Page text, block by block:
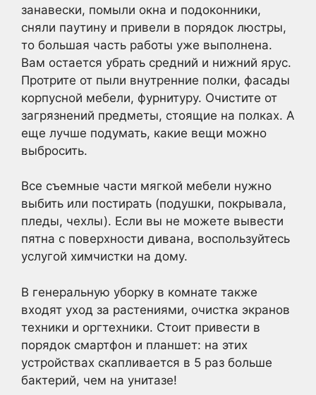
занавески, помыли окна и подоконники,
сняли паутину и привели в порядок люстры,
то большая часть работы уже выполнена.
Вам остается убрать средний и нижний ярус.
Протрите от пыли внутренние полки, фасады
корпусной мебели, фурнитуру. Очистите от
загрязнений предметы, стоящие на полках. А
еще лучше подумать, какие вещи можно
выбросить.
Все съемные части мягкой мебели нужно
выбить или постирать (подушки, покрывала,
пледы, чехлы). Если вы не можете вывести
пятна с поверхности дивана, воспользуйтесь
услугой химчистки на дому.
В генеральную уборку в комнате также
входят уход за растениями, очистка экранов
техники и оргтехники. Стоит привести в
порядок смартфон и планшет: на этих
устройствах скапливается в 5 раз больше
бактерий, чем на унитазе!